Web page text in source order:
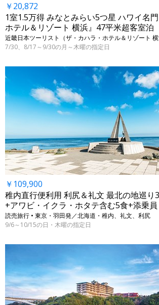
￥20,872
1室1.5万得 みなとみらい5つ星 ハワイ名
ホテル＆リゾート 横浜』47平米超客室泊
7/30、8/17～9/30の月～木曜の指定日
￥109,900
稚内直行便利用 利尻＆礼文 最北の地巡り
+アワビ・イクラ・ホタテ含む5食+添乗員
読売旅行 • 東京・羽田発／北海道・稚内、礼文、利尻
9/6～10/15の日・木曜の指定日
←